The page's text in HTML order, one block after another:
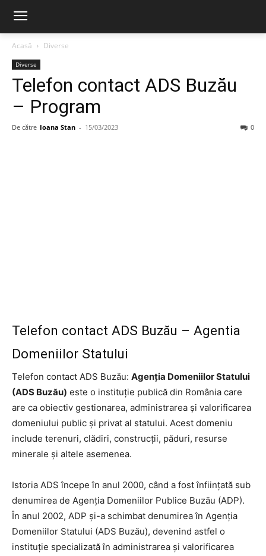
Acasă Diverse
Diverse
Telefon contact ADS Buzău
– Program
De către Ioana Stan - 15/03/2023 0
Telefon contact ADS Buzău – Agentia
Domeniilor Statului
Telefon contact ADS Buzău: Agenţia Domeniilor Statului
(ADS Buzău) este o instituţie publică din România care
are ca obiectiv gestionarea, administrarea şi valorificarea
domeniului public şi privat al statului. Acest domeniu
include terenuri, clădiri, construcţii, păduri, resurse
minerale şi altele asemenea.
Istoria ADS începe în anul 2000, când a fost înfiinţată sub
denumirea de Agenţia Domeniilor Publice Buzău (ADP).
În anul 2002, ADP şi-a schimbat denumirea în Agenţia
Domeniilor Statului (ADS Buzău), devenind astfel o
instituţie specializată în administrarea şi valorificarea